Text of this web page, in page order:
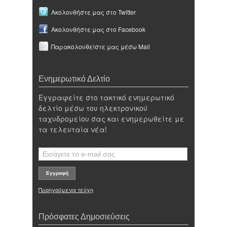
Ακολουθήστε μας στο Twitter
Ακολουθήστε μας στο Facebook
Παρακολουθείστε μας μέσω Mail
Ενημερωτικό Δελτίο
Εγγραφείτε στο τακτικό ενημερωτικό
δελτίο μέσω του ηλεκτρονικού
ταχυδρομείου σας και ενημερωθείτε με
τα τελευταία νέα!
Προηγούμενα τεύχη
Πρόσφατες Δημοσιεύσεις